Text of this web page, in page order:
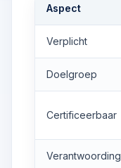
Aspect
Verplicht
Doelgroep
Certificeerbaar
Verantwoording